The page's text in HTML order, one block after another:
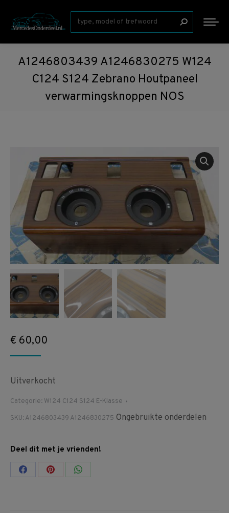
Zoeken:
A1246803439 A1246830275 W124
C124 S124 Zebrano Houtpaneel
verwarmingsknoppen NOS
€ 60,00
Uitverkocht
Categorie: W124 C124 S124 E-Klasse
SKU:A1246803439 A1246830275 Ongebruikte onderdelen
Deel dit met je vrienden!
Share Share Share